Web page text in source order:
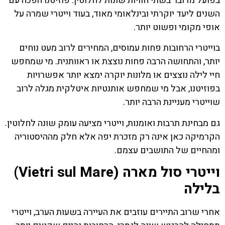
השנים ליעד יוקרתי ובינלאומי מאוד, בעוד וייטרי שמרה על
אופי מקומי ופשוט יותר.
בוייטרי הרחובות פחות עמוסים, המחירים לרוב מעט נוחים
יותר, והתחושה הרבה פחות נוצצת או ראוותנית. מי שמחפש
חיי לילה נוצצים או מלונות יוקרה ימצא יותר אפשרויות
בפוזיטנו, אבל מי שמחפש אותנטיות איטלקית מגלה לרוב
שוייטרי מעניינת הרבה יותר.
גם מבחינת תרבות ואומנות, וייטרי מציעה עומק שונה לחלוטין.
הקרמיקה כאן אינה רק מזכרת יפה אלא חלק מההיסטוריה
ומהחיים של התושבים עצמם.
וייטרי סול מארה (Vietri sul Mare)
בלילה
אחרי שרוב התיירים עוזבים את העיירה בשעות הערב, וייטרי